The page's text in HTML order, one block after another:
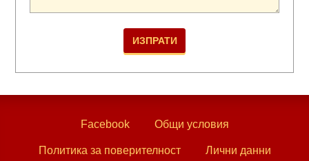
Facebook Общи условия
Политика за поверителност Лични данни